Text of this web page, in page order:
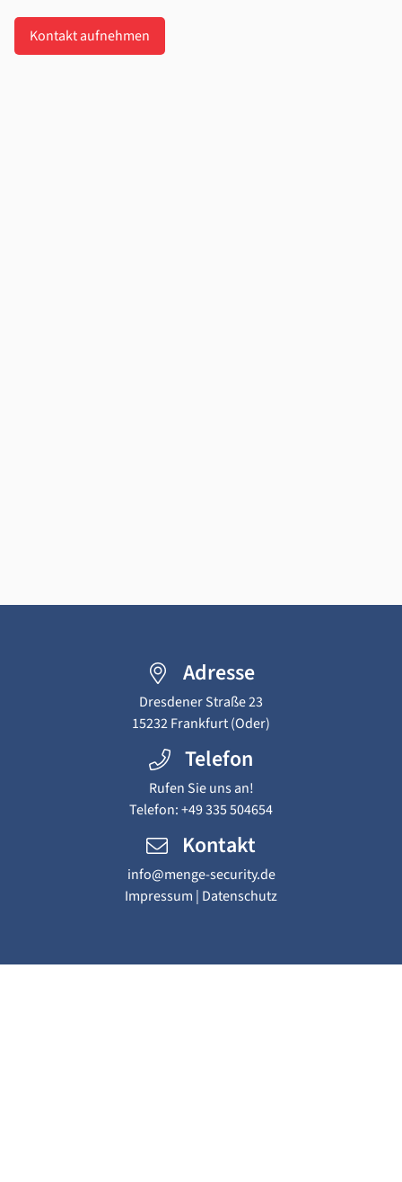
Kontakt aufnehmen
Adresse
Dresdener Straße 23
15232Frankfurt (Oder)
Telefon
Rufen Sie uns an!
Telefon:+49 335 504654
Kontakt
info@menge-security.de
Impressum | Datenschutz